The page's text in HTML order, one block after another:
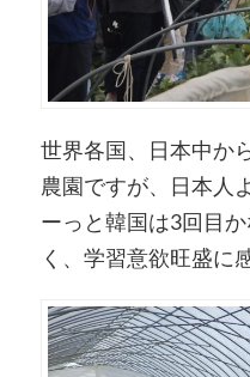
世界各国、日本中か
農園ですが、日本人
ーっと韓国は3回目
く、学習意欲旺盛に